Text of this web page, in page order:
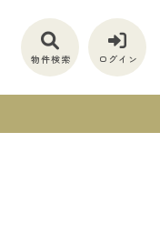
物件検索 ログイン